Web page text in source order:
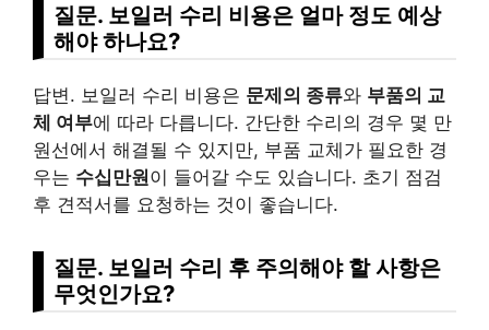
질문. 보일러 수리 비용은 얼마 정도 예상
해야 하나요?
답변. 보일러 수리 비용은 문제의 종류와 부품의 교
체 여부에 따라 다릅니다. 간단한 수리의 경우 몇 만
원선에서 해결될 수 있지만, 부품 교체가 필요한 경
우는 수십만원이 들어갈 수도 있습니다. 초기 점검
후 견적서를 요청하는 것이 좋습니다.
질문. 보일러 수리 후 주의해야 할 사항은
무엇인가요?